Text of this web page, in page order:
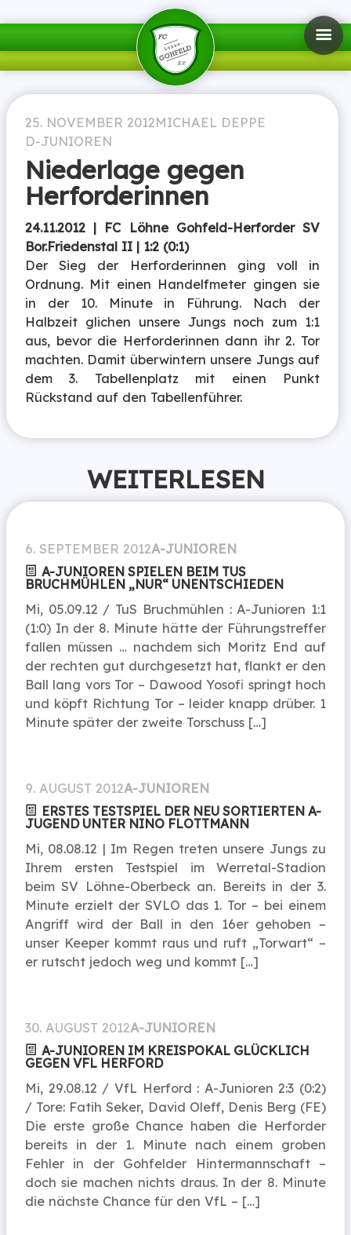
25. NOVEMBER 2012MICHAEL DEPPE
D-JUNIOREN
Niederlage gegen
Herforderinnen
24.11.2012 | FC Löhne Gohfeld-Herforder SV
Bor.Friedenstal II | 1:2 (0:1)
Der Sieg der Herforderinnen ging voll in
Ordnung. Mit einen Handelfmeter gingen sie
in der 10. Minute in Führung. Nach der
Halbzeit glichen unsere Jungs noch zum 1:1
aus, bevor die Herforderinnen dann ihr 2. Tor
machten. Damit überwintern unsere Jungs auf
dem 3. Tabellenplatz mit einen Punkt
Rückstand auf den Tabellenführer.
WEITERLESEN
6. SEPTEMBER 2012A-JUNIOREN
A-JUNIOREN SPIELEN BEIM TUS
BRUCHMÜHLEN „NUR“ UNENTSCHIEDEN
Mi, 05.09.12 / TuS Bruchmühlen : A-Junioren 1:1
(1:0) In der 8. Minute hätte der Führungstreffer
fallen müssen … nachdem sich Moritz End auf
der rechten gut durchgesetzt hat, flankt er den
Ball lang vors Tor – Dawood Yosofi springt hoch
und köpft Richtung Tor – leider knapp drüber. 1
Minute später der zweite Torschuss […]
9. AUGUST 2012A-JUNIOREN
ERSTES TESTSPIEL DER NEU SORTIERTEN A-
JUGEND UNTER NINO FLOTTMANN
Mi, 08.08.12 | Im Regen treten unsere Jungs zu
Ihrem ersten Testspiel im Werretal-Stadion
beim SV Löhne-Oberbeck an. Bereits in der 3.
Minute erzielt der SVLO das 1. Tor – bei einem
Angriff wird der Ball in den 16er gehoben –
unser Keeper kommt raus und ruft „Torwart“ –
er rutscht jedoch weg und kommt […]
30. AUGUST 2012A-JUNIOREN
A-JUNIOREN IM KREISPOKAL GLÜCKLICH
GEGEN VFL HERFORD
Mi, 29.08.12 / VfL Herford : A-Junioren 2:3 (0:2)
/ Tore: Fatih Seker, David Oleff, Denis Berg (FE)
Die erste große Chance haben die Herforder
bereits in der 1. Minute nach einem groben
Fehler in der Gohfelder Hintermannschaft –
doch sie machen nichts draus. In der 8. Minute
die nächste Chance für den VfL – […]